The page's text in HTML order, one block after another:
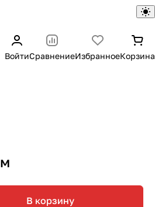
ВойтиСравнениеИзбранноеКорзина
м
В корзину